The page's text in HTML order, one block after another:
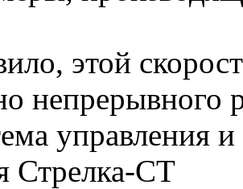
этой
непрерывного
управления
Стрелка-СТ